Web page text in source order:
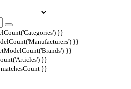
}}
}}
}}
}}
}}